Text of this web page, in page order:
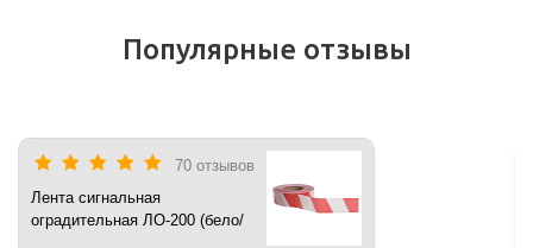
Популярные отзывы
70 отзывов
Лента сигнальная
оградительная ЛО-200 (бело/